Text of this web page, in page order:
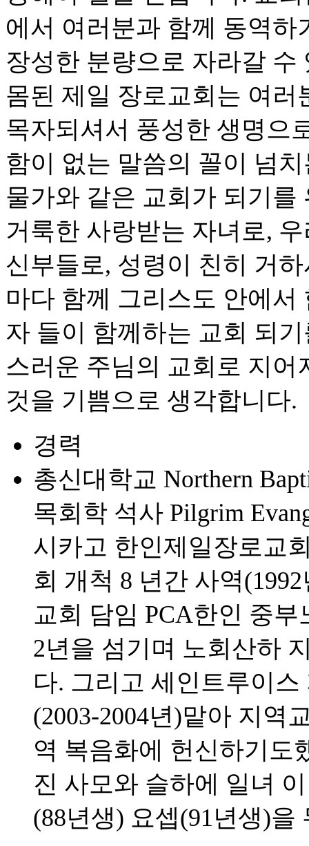
에서 여러분과 함께 동역
장성한 분량으로 자라갈
몸된 제일 장로교회는 여
목자되셔서 풍성한 생명으
함이 없는 말씀의 꼴이 넘
물가와 같은 교회가 되기
거룩한 사랑받는 자녀로,
신부들로, 성령이 친히 거
마다 함께 그리스도 안에
자 들이 함께하는 교회 되
스러운 주님의 교회로 지
것을 기쁨으로 생각합니다.
경력
총신대학교 Northern
목회학 석사 Pilgrim
시카고 한인제일장로교
회 개척 8 년간 사역
교회 담임 PCA한인 중
2년을 섬기며 노회산하
다. 그리고 세인트루이
(2003-2004년)맡아 지역
역 복음화에 헌신하기도
진 사모와 슬하에 일녀
(88년생) 요셉(91년생)을